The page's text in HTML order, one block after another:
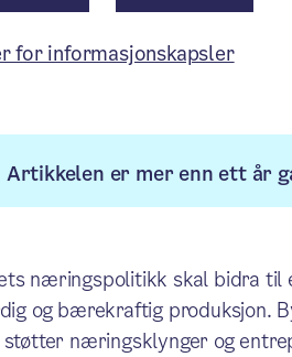
/ Publisert: 22.09.2021
kontor
Artikkelen er mer enn ett år
næringspolitikk skal bidra til
og bærekraftig produksjon.
næringsklynger og
for informasjonskapsler